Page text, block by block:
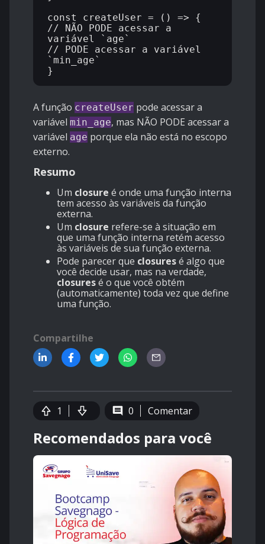
const createUser = () => {
// NÃO PODE acessar a
variável `age`
// PODE acessar a variável
`min_age`
A função createUser pode acessar a
variável min_age, mas NÃO PODE acessar a
variável age porque ela não está no escopo
externo.
Resumo
Um closure é onde uma função interna
tem acesso às variáveis ​​da função
externa.
Um closure refere-se à situação em
que uma função interna retém acesso
às variáveis ​​de sua função externa.
Pode parecer que closuresé algo que
você decide usar, mas na verdade,
closuresé o que você obtém
(automaticamente) toda vez que define
uma função.
Compartilhe
1 0 Comentar
Recomendados para você